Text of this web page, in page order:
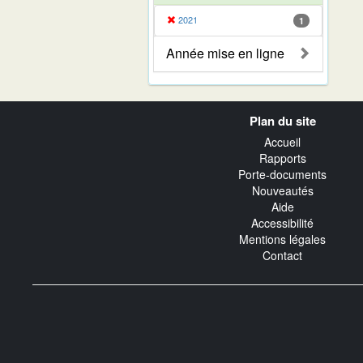
2021 1
Année mise en ligne
Plan du site
Accueil
Rapports
Porte-documents
Nouveautés
Aide
Accessibilité
Mentions légales
Contact